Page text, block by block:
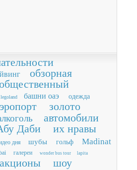
обзорная
legoland башни оаэ одежда
золото
автомобили
Даби
их нравы
дня шубы гольф
Madinat
галереи wonder bus tour lapita
шоу